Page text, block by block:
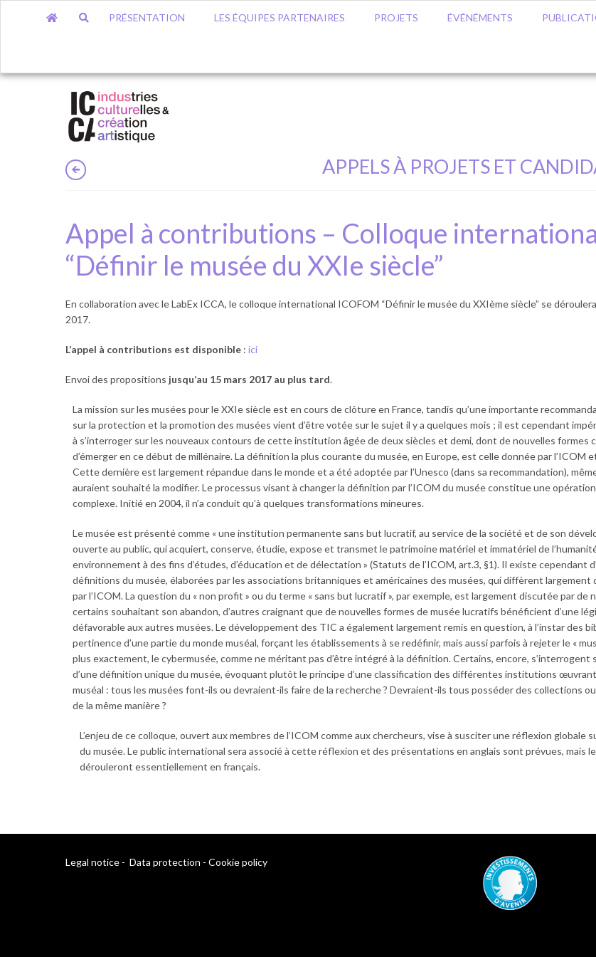
PRÉSENTATION LES ÉQUIPES PARTENAIRES PROJETS ÉVÉNÉMENTS
APPELS À PROJETS ET
Appel à contributions – Colloque
“Définir le musée du XXIe siècle”
En collaboration avec le LabEx ICCA, le colloque international ICOFOM “Définir le musée du XXIème siècle” se
2017.
L’appel à contributions est disponible : ici
Envoi des propositions jusqu’au 15 mars 2017 au plus tard.
La mission sur les musées pour le XXIe siècle est en cours de clôture en France, tandis qu’une importante
sur la protection et la promotion des musées vient d’être votée sur le sujet il y a quelques mois ; il est cependant
à s’interroger sur les nouveaux contours de cette institution âgée de deux siècles et demi, dont de nouvelles formes
d’émerger en ce début de millénaire. La définition la plus courante du musée, en Europe, est celle donnée par l’ICOM
Cette dernière est largement répandue dans le monde et a été adoptée par l’Unesco (dans sa recommandation),
auraient souhaité la modifier. Le processus visant à changer la définition par l’ICOM du musée constitue une
complexe. Initié en 2004, il n’a conduit qu’à quelques transformations mineures.
Le musée est présenté comme « une institution permanente sans but lucratif, au service de la société et de son
ouverte au public, qui acquiert, conserve, étudie, expose et transmet le patrimoine matériel et immatériel de
environnement à des fins d’études, d’éducation et de délectation » (Statuts de l’ICOM, art.3, §1). Il existe cependant
définitions du musée, élaborées par les associations britanniques et américaines des musées, qui diffèrent largement
par l’ICOM. La question du « non profit » ou du terme « sans but lucratif », par exemple, est largement discutée par de
certains souhaitant son abandon, d’autres craignant que de nouvelles formes de musée lucratifs bénéficient d’une
défavorable aux autres musées. Le développement des TIC a également largement remis en question, à l’instar des
pertinence d’une partie du monde muséal, forçant les établissements à se redéfinir, mais aussi parfois à rejeter le «
plus exactement, le cybermusée, comme ne méritant pas d’être intégré à la définition. Certains, encore, s’interrogent
d’une définition unique du musée, évoquant plutôt le principe d’une classification des différentes institutions œuvrant
muséal : tous les musées font-ils ou devraient-ils faire de la recherche ? Devraient-ils tous posséder des collections
de la même manière ?
L’enjeu de ce colloque, ouvert aux membres de l’ICOM comme aux chercheurs, vise à susciter une réflexion globale
du musée. Le public international sera associé à cette réflexion et des présentations en anglais sont prévues, mais
dérouleront essentiellement en français.
Legal notice - Data protection - Cookie policy